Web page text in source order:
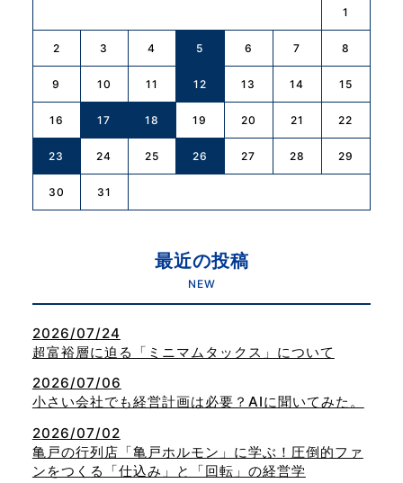
1
2 3 4 5 6 7 8
9 10 11 12 13 14 15
16 17 18 19 20 21 22
23 24 25 26 27 28 29
30 31
最近の投稿
NEW
2026/07/24
超富裕層に迫る「ミニマムタックス」について
2026/07/06
小さい会社でも経営計画は必要？AIに聞いてみた。
2026/07/02
亀戸の行列店「亀戸ホルモン」に学ぶ！圧倒的ファ
ンをつくる「仕込み」と「回転」の経営学